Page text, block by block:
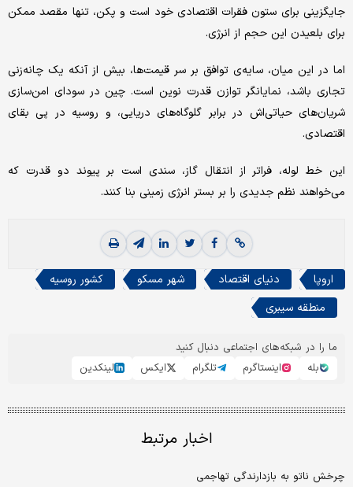
جایگزینی برای ستون فقرات اقتصادی خود است و پکن، تنها مقصد ممکن
برای بلعیدن این حجم از انرژی.
اما در این میان، سایه‌ی توافق بر سر قیمت‌ها، بیش از آنکه یک چانه‌زنی
تجاری باشد، نمایانگر توازن قدرت نوین است. چین در سودای امن‌سازی
شریان‌های حیاتی‌اش در برابر گلوگاه‌های دریایی، و روسیه در پی بقای
اقتصادی.
این خط لوله، فراتر از انتقال گاز، سندی است بر پیوند دو قدرت که
می‌خواهند نظم جدیدی را بر بستر انرژی زمینی بنا کنند.
اروپا دنیای اقتصاد شهر مسکو
کشور روسیه
منطقه سیبری
ما را در شبکه‌های اجتماعی دنبال کنید
بله
اینستاگرم تلگرام ایکس لینکدین
اخبار مرتبط
چرخش ناتو به بازدارندگی تهاجمی